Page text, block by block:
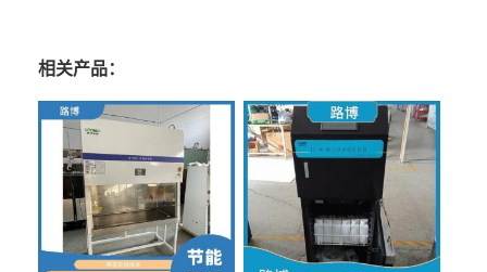
相关产品：